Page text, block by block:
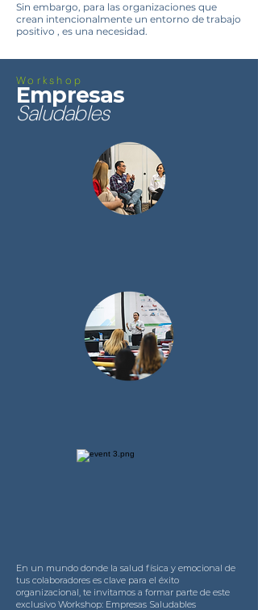
Sin embargo, para las organizaciones que
crean intencionalmente un entorno de trabajo
positivo , es una necesidad.
Workshop
Saludables
Empresas
En un mundo donde la salud física y emocional de
tus colaboradores es clave para el éxito
organizacional, te invitamos a formar parte de este
exclusivo Workshop: Empresas Saludables